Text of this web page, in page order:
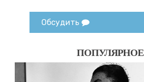
Обсудить
ПОПУЛЯРНОЕ